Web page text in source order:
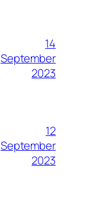
14
September
2023
12
September
2023